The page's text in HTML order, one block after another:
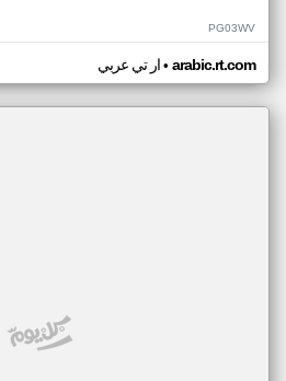
PG03WV
ار تي عربي• arabic.rt.com